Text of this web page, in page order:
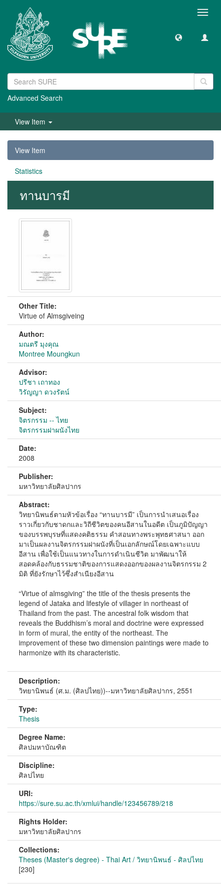
Advanced Search
View Item
View Item
Statistics
ทานบารมี
Other Title:
Virtue of Almsgiveing
Author:
มณตรี มุงคุณ
Montree Moungkun
Advisor:
ปรีชา เถาทอง
วิรัญญา ดวงรัตน์
Subject:
จิตรกรรม -- ไทย
จิตรกรรมฝาผนังไทย
Date:
2008
Publisher:
มหาวิทยาลัยศิลปากร
Abstract:
วิทยานิพนธ์ตามหัวข้อเรื่อง “ทานบารมี” เป็นการนำเสนอเรื่อง
ราวเกี่ยวกับชาดกและวิถีชีวิตของคนอีสานในอดีต เป็นภูมิปัญญา
ของบรรพบุรษที่แสดงคติธรรม คำสอนทางพระพุทธศาสนา ออก
มาเป็นผลงานจิตรกรรมฝาผนังที่เป็นเอกลักษณ์โดยเฉพาะแบบ
อีสาน เพื่อใช้เป็นแนวทางในการดำเนินชีวิต มาพัฒนาให้
สอดคล้องกับธรรมชาติของการแสดงออกของผลงานจิตรกรรม 2
มิติ ที่ยังรักษาไว้ซึ่งสำเนียงอีสาน
“Virtue of almsgiving” the title of the thesis presents the
legend of Jataka and lifestyle of villager in northeast of
Thailand from the past. The ancestral folk wisdom that
reveals the Buddhism’s moral and doctrine were expressed
in form of mural, the entity of the northeast. The
improvement of these two dimension paintings were made to
harmonize with its characteristic.
Description:
วิทยานิพนธ์ (ศ.ม. (ศิลปไทย))--มหาวิทยาลัยศิลปากร, 2551
Type:
Thesis
Degree Name:
ศิลปมหาบัณฑิต
Discipline:
ศิลปไทย
URI:
https://sure.su.ac.th/xmlui/handle/123456789/218
Rights Holder:
มหาวิทยาลัยศิลปากร
Collections:
Theses (Master's degree) - Thai Art / วิทยานิพนธ์ - ศิลปไทย
[230]